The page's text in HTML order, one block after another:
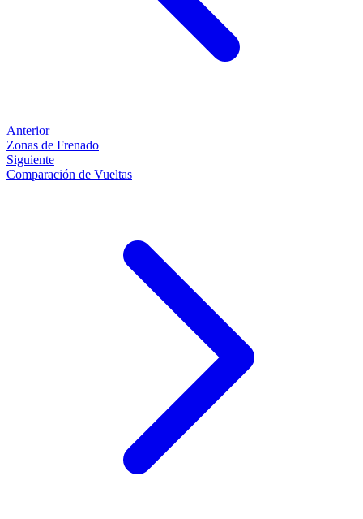
Anterior
Zonas de Frenado
Siguiente
Comparación de Vueltas